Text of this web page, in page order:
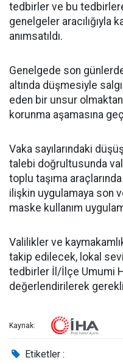
tedbirler ve bu
genelgeler aracılığıyla
anımsatıldı.
Genelgede son
altında düşmesiyle
eden bir unsur olmaktan
korunma aşamasına
Vaka sayılarındaki
talebi doğrultusunda
toplu taşıma
ilişkin uygulamaya son
maske kullanım
Valilikler ve
takip edilecek, lokal
tedbirler İl/İlçe Umumi
değerlendirilerek
Kaynak:
Etiketler :